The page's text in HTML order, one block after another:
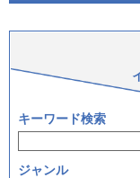
キーワード検索
ジャンル